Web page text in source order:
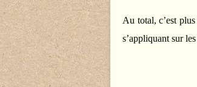
Au total, c’est
s’appliquant sur